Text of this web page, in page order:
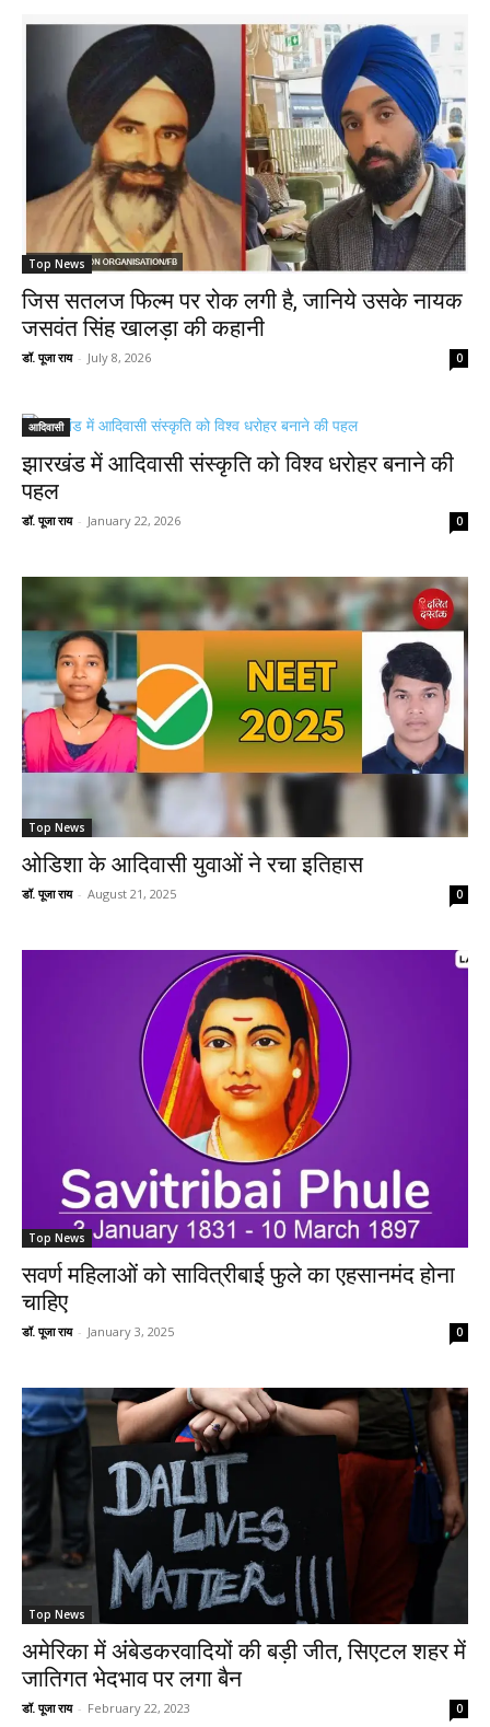
Top News
जिस सतलज फिल्म पर रोक लगी है, जानिये उसके नायक
जसवंत सिंह खालड़ा की कहानी
डॉ. पूजा राय - July 8, 2026 0
आदिवासी
झारखंड में आदिवासी संस्कृति को विश्व धरोहर बनाने की
पहल
डॉ. पूजा राय - January 22, 2026 0
Top News
ओडिशा के आदिवासी युवाओं ने रचा इतिहास
डॉ. पूजा राय - August 21, 2025 0
Top News
सवर्ण महिलाओं को सावित्रीबाई फुले का एहसानमंद होना
चाहिए
डॉ. पूजा राय - January 3, 2025 0
Top News
अमेरिका में अंबेडकरवादियों की बड़ी जीत, सिएटल शहर में
जातिगत भेदभाव पर लगा बैन
डॉ. पूजा राय - February 22, 2023 0